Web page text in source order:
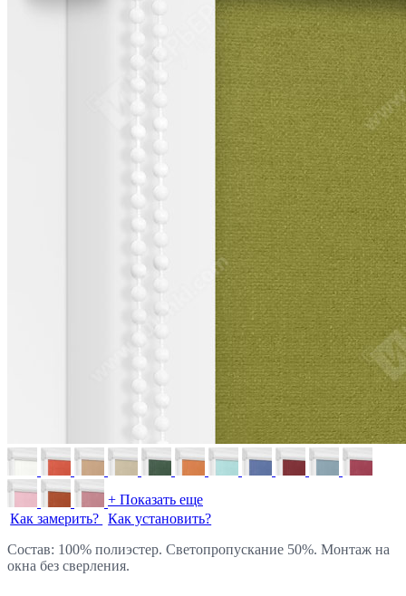
+ Показать еще
Как замерить? Как установить?
Состав: 100% полиэстер. Светопропускание 50%. Монтаж на
окна без сверления.